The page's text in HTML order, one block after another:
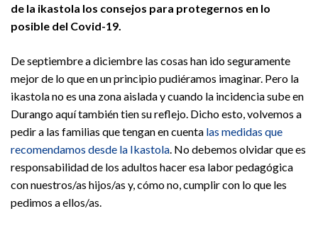
de la ikastola los consejos para protegernos en lo
posible del Covid-19.
De septiembre a diciembre las cosas han ido seguramente
mejor de lo que en un principio pudiéramos imaginar. Pero la
ikastola no es una zona aislada y cuando la incidencia sube en
Durango aquí también tien su reflejo. Dicho esto, volvemos a
pedir a las familias que tengan en cuenta las medidas que
recomendamos desde la Ikastola. No debemos olvidar que es
responsabilidad de los adultos hacer esa labor pedagógica
con nuestros/as hijos/as y, cómo no, cumplir con lo que les
pedimos a ellos/as.